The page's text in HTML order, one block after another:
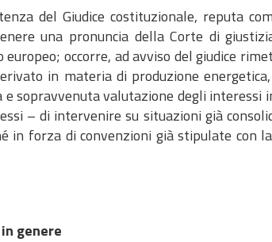
del Giudice costituzionale, reputa
una pronuncia della Corte di
occorre, ad avviso del giudice
in materia di produzione
sopravvenuta valutazione degli interessi
– di intervenire su situazioni già
in forza di convenzioni già stipulate con
genere